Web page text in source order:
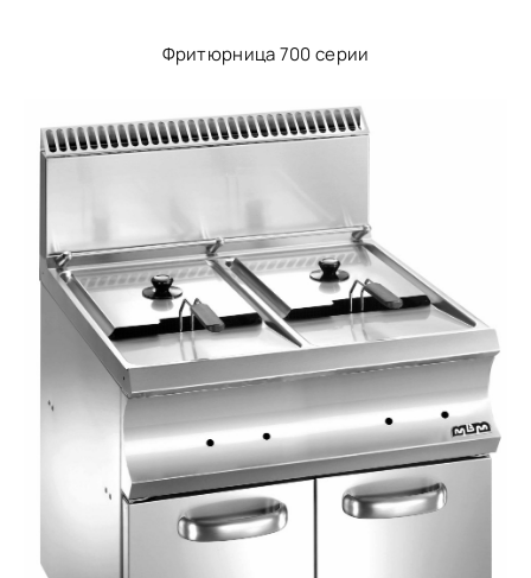
Фритюрница 700 серии